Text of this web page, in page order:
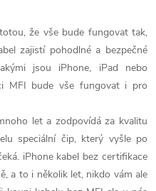
že vše bude fungovat tak,
zajistí pohodlné a bezpečné
jsou iPhone, iPad nebo
MFI bude vše fungovat i pro
let a zodpovídá za kvalitu
speciální čip, který vyšle po
iPhone kabel bez certifikace
a to i několik let, nikdo vám ale